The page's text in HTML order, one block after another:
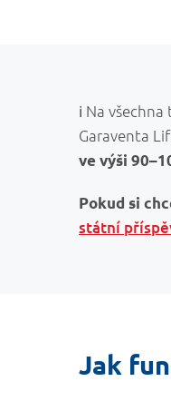
ℹ Na
Garaventa
ve výši
Pokud si
státní
Jak